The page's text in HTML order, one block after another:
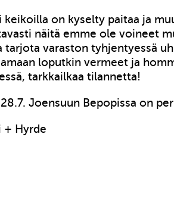
keikoilla on kyselty paitaa ja
näitä emme ole voineet
tarjota varaston tyhjentyessä
loputkin vermeet ja
tarkkailkaa tilannetta!
Joensuun Bepopissa on
+ Hyrde